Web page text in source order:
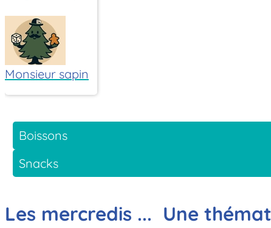
Monsieur sapin
Boissons
Snacks
Les mercredis ... Une